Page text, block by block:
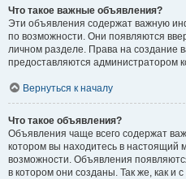
Что такое важные объявления?
Эти объявления содержат важную
по возможности. Они появляются
личном разделе. Права на создание
предоставляются администратором
Вернуться к началу
Что такое объявления?
Объявления чаще всего содержат
котором вы находитесь в настоящий
возможности. Объявления
в котором они созданы. Так же, как